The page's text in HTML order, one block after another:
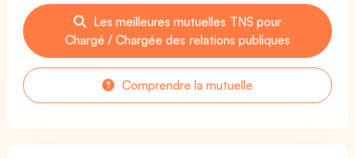
Les meilleures mutuelles TNS pour
Chargé / Chargée des relations publiques
Comprendre la mutuelle